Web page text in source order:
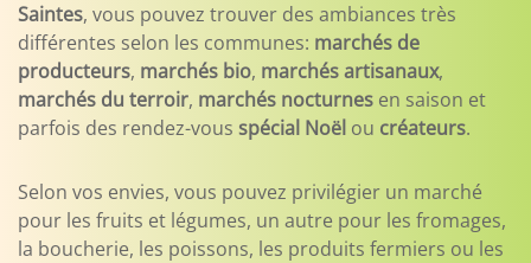
Saintes, vous pouvez trouver des ambiances très
différentes selon les communes: marchés de
producteurs, marchés bio, marchés artisanaux,
marchés du terroir, marchés nocturnes en saison et
parfois des rendez-vous spécial Noël ou créateurs.
Selon vos envies, vous pouvez privilégier un marché
pour les fruits et légumes, un autre pour les fromages,
la boucherie, les poissons, les produits fermiers ou les